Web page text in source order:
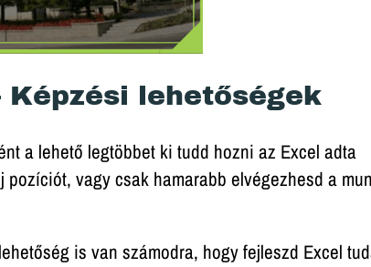
Képzési lehetőségek
a lehető legtöbbet ki tudd hozni az Excel adta
vagy csak hamarabb elvégezhesd a
is van számodra, hogy fejleszd Excel